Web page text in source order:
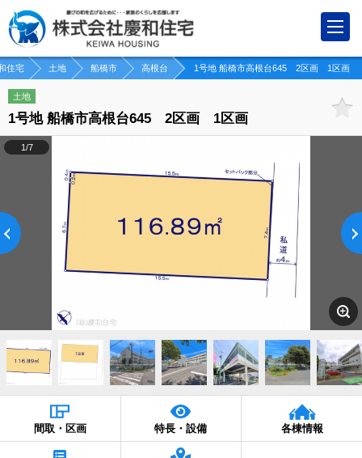
住宅 土地 船橋市 高根台 1号地 船橋市高根台645 2区画 1区画
土地
1号地 船橋市高根台645 2区画 1区画
1/7
間取・区画 特長・設備 各棟情報